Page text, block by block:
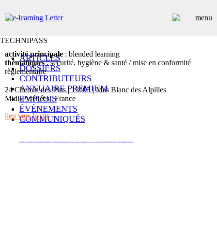
ARTICLES
DOSSIERS
CONTRIBUTEURS
ANNUAIRE PREMIUM
EMPLOIS
ÉVÉNEMENTS
COMMUNIQUÉS
INSCRIPTION NEWSLETTER
TECHNIPASS
activité principale : blended learning
thématiques: sécurité, hygiène & santé / mise en conformité
règlementaire
24 Chemin des Pins | 13103 | Mas Blanc des Alpilles
Midi-Pyrénées | France
lien vers le site